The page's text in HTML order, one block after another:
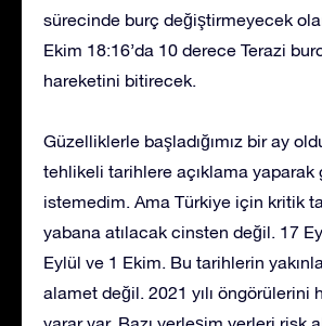
sürecinde burç değiştirmeyecek
Ekim 18:16’da 10 derece Terazi
hareketini bitirecek.
Güzelliklerle başladığımız bir ay
tehlikeli tarihlere açıklama yaparak
istemedim. Ama Türkiye için kritik
yabana atılacak cinsten değil. 17
Eylül ve 1 Ekim. Bu tarihlerin
alamet değil. 2021 yılı öngörülerini